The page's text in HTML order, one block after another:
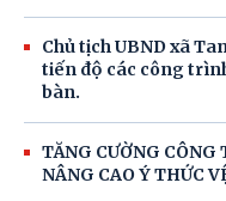
Chủ tịch UBND xã
tiến độ các công
bàn.
TĂNG CƯỜNG
NÂNG CAO Ý THỨC